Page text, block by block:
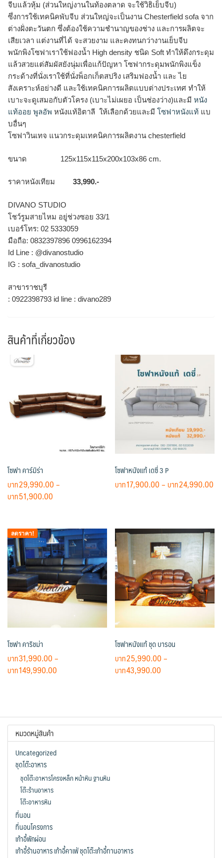
จีบแล้วหุ้ม (ส่วนใหญ่งานในท้องตลาด จะใช้วิธิเย็บจีบ)
ซึ่งการใช้เทคนิคพับจีบ ส่วนใหญ่จะเป็นงาน Chesterfield sofa จาก
ต่างฝั่งตะวันตก ซึ่งต้องใช้ความชำนาญของช่าง และการผลิตจะ
เสียเวลา แต่งานที่ได้ จะสวยงาม และคงทนกว่างานเย็บจีบ
พนักพิงโซฟาเราใช้ฟองน้ำ High density ชนิด Soft ทำให้ดึงกระดุม
แล้วสวยแต่สัมผัสยังนุ่มเพื่อแก้ปัญหา โซฟากระดุมพนักพิงแข็ง
กระด้างที่นั่งเราใช้ที่นั่งพ็อกเก็ตสปริง เสริมฟองน้ำ และ ไย
สังเคราะห์อย่างดี และใช้เทคนิคการผลิตแบบต่างประเทศ ทำให้
เบาะจะดูเสมอกับตัวโครง (เบาะไม่เผยอ เป็นช่องว่าง)และมี หนัง
แท้ออย พูลอัพ หนังแท้อิตาลี ให้เลือกด้วยและมี โซฟาหนังแท้ แบ
บอื่นๆ
โซฟาวินเทจ แนวกระดุมเทคนิคการผลิตงาน chesterfield
ขนาด 125x115x115x200x103x86 cm.
ราคาหนังเทียม 33,990.-
DIVANO STUDIO
โชว์รูมสายไหม อยู่ช่วงซอย 33/1
เบอร์โทร: 02 5333059
มือถือ: 0832397896 0996162394
Id Line : @divanostudio
IG : sofa_divanostudio
สาขาราชบุรี
: 0922398793 id line : divano289
สินค้าที่เกี่ยวข้อง
โซฟา คาร์มิร่า
29,990.00–
51,900.00
through
฿51,900.00
has
multiple
variants.
The
options
may
on
the
product
page
โซฟาหนังแท้ เดซี่ 3 P
17,900.00– 24,990.00
฿
multiple
variants.
The
options
may
chosen
the
product
page
ลดราคา!
โซฟา คาริชม่า
31,990.00–
149,990.00
฿149,990.00
variants.
The
options
may
chosen
the
product
page
โซฟาหนังแท้ ชุด บารอน
25,990.00–
43,990.00
฿43,990.00
The
หมวดหมู่สินค้า
Uncategorized
ชุดโต๊ะอาหาร
ชุดโต๊ะอาหารโครงหล็ก หน้าหิน ฐานหิน
โต๊ะร้านอาหาร
โต๊ะอาหารหิน
ที่นอน
ที่นอนโครงการ
เก้าอี้พักผ่อน
เก้าอี้ร้านอาหาร เก้าอี้คาเฟ่ ชุดโต๊ะเก้าอี้ทานอาหาร